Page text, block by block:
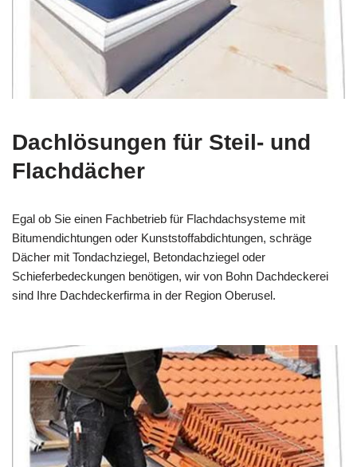
Dachlösungen für Steil- und
Flachdächer
Egal ob Sie einen Fachbetrieb für Flachdachsysteme mit
Bitumendichtungen oder Kunststoffabdichtungen, schräge
Dächer mit Tondachziegel, Betondachziegel oder
Schieferbedeckungen benötigen, wir von Bohn Dachdeckerei
sind Ihre Dachdeckerfirma in der Region Oberusel.